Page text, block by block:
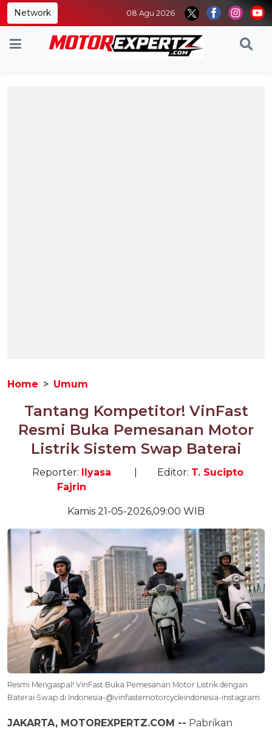
Network 08 Agu 2026
Home Umum
Tantang Kompetitor! VinFast
Resmi Buka Pemesanan Motor
Listrik Sistem Swap Baterai
Reporter: Ilyasa
Fajrin
Editor: T. Sucipto
Kamis 21-05-2026,09:00 WIB
Resmi Mengaspal! VinFast Buka Pemesanan Motor Listrik dengan
Baterai Swap di Indonesia-@vinfastemotorcycleindonesia-instagram
JAKARTA, MOTOREXPERTZ.COM -- Pabrikan